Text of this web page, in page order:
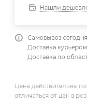
Нашли
Самовывоз
Доставка
Доставка по
Цена действительна
отличаться от цен в